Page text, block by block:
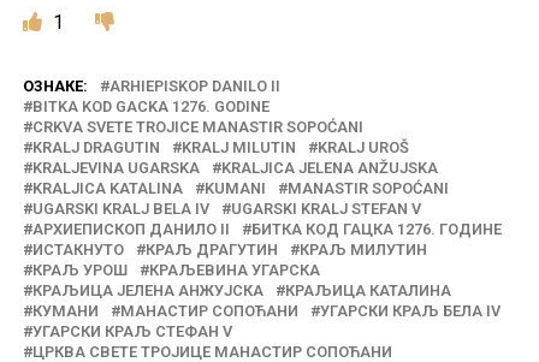
1
ОЗНАКЕ:
ARHIEPISKOP DANILO II
BITKA KOD GACKA 1276. GODINE
CRKVA SVETE TROJICE MANASTIR SOPOĆANI
KRALJ DRAGUTIN
KRALJ MILUTIN
KRALJ UROŠ
KRALJEVINA UGARSKA
KRALJICA JELENA ANŽUJSKA
KRALJICA KATALINA
KUMANI
MANASTIR SOPOĆANI
UGARSKI KRALJ BELA IV
UGARSKI KRALJ STEFAN V
АРХИЕПИСКОП ДАНИЛО II
БИТКА КОД ГАЦКА 1276. ГОДИНЕ
ИСТАКНУТО
КРАЉ ДРАГУТИН
КРАЉ МИЛУТИН
КРАЉ УРОШ
КРАЉЕВИНА УГАРСКА
КРАЉИЦА ЈЕЛЕНА АНЖУЈСКА
КРАЉИЦА КАТАЛИНА
КУМАНИ
МАНАСТИР СОПОЋАНИ
УГАРСКИ КРАЉ БЕЛА IV
УГАРСКИ КРАЉ СТЕФАН V
ЦРКВА СВЕТЕ ТРОЈИЦЕ МАНАСТИР СОПОЋАНИ